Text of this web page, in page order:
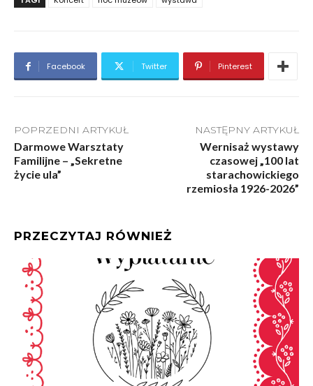
Facebook Twitter Pinterest
POPRZEDNI ARTYKUŁ
Darmowe Warsztaty
Familijne – „Sekretne
życie ula”
NASTĘPNY ARTYKUŁ
Wernisaż wystawy
czasowej „100 lat
starachowickiego
rzemiosła 1926-2026”
PRZECZYTAJ RÓWNIEŻ